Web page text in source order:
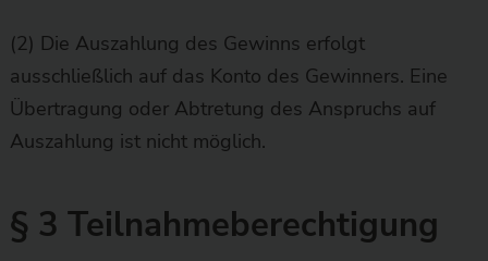
(2) Die Auszahlung des Gewinns erfolgt
ausschließlich auf das Konto des Gewinners. Eine
Übertragung oder Abtretung des Anspruchs auf
Auszahlung ist nicht möglich.
§ 3 Teilnahmeberechtigung